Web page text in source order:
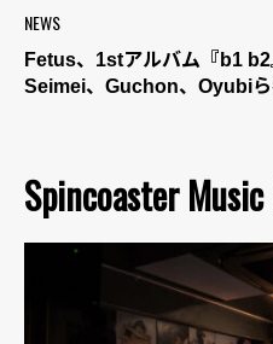
NEWS
Fetus、1stアルバム『b1
Seimei、Guchon、Oyubiら
Spincoaster